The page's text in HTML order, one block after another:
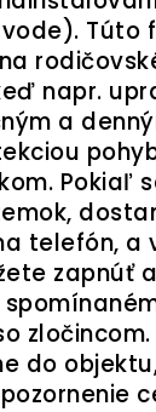
Túto
napr.
a
Pokiaľ
telefón, a
zapnúť
do